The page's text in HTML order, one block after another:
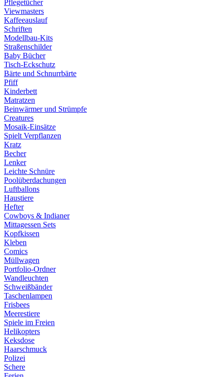
Pflegetücher
Viewmasters
Kaffeeauslauf
Schriften
Modellbau-Kits
Straßenschilder
Baby Bücher
Tisch-Eckschutz
Bärte und Schnurrbärte
Pfiff
Kinderbett
Matratzen
Beinwärmer und Strümpfe
Creatures
Mosaik-Einsätze
Spielt Verpflanzen
Kratz
Becher
Lenker
Leichte Schnüre
Poolüberdachungen
Luftballons
Haustiere
Hefter
Cowboys & Indianer
Mittagessen Sets
Kopfkissen
Kleben
Comics
Müllwagen
Portfolio-Ordner
Wandleuchten
Schweißbänder
Taschenlampen
Frisbees
Meerestiere
Spiele im Freien
Helikopters
Keksdose
Haarschmuck
Polizei
Schere